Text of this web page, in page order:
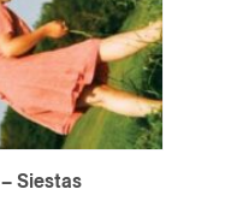
Siestas